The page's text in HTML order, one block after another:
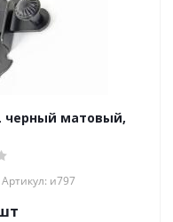
матовый,
Артикул: и797